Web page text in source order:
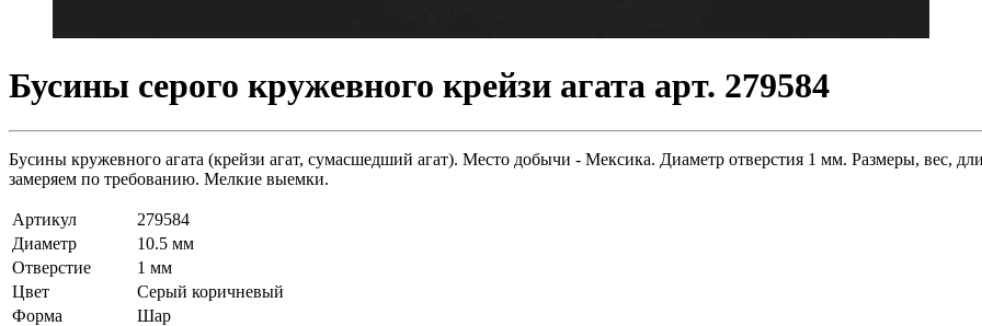
Бусины серого кружевного крейзи агата арт. 279584
Бусины кружевного агата (крейзи агат, сумасшедший агат). Место добычи - Мексика. Диаметр отверстия 1 мм. Размеры, вес,
замеряем по требованию. Мелкие выемки.
Артикул
279584
Диаметр
10.5 мм
Отверстие
1 мм
Цвет
Серый коричневый
Форма
Шар